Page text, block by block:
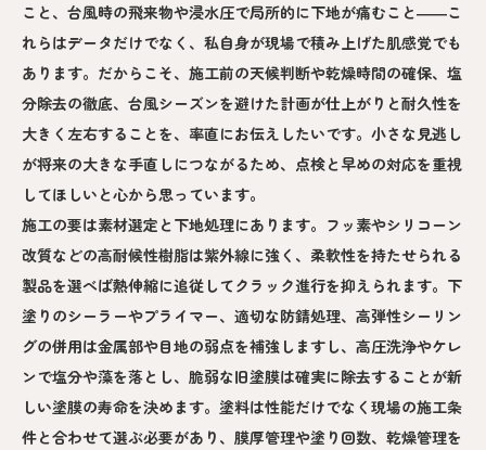
こと、台風時の飛来物や浸水圧で局所的に下地が痛むこと――こ
れらはデータだけでなく、私自身が現場で積み上げた肌感覚でも
あります。だからこそ、施工前の天候判断や乾燥時間の確保、塩
分除去の徹底、台風シーズンを避けた計画が仕上がりと耐久性を
大きく左右することを、率直にお伝えしたいです。小さな見逃し
が将来の大きな手直しにつながるため、点検と早めの対応を重視
してほしいと心から思っています。
施工の要は素材選定と下地処理にあります。フッ素やシリコーン
改質などの高耐候性樹脂は紫外線に強く、柔軟性を持たせられる
製品を選べば熱伸縮に追従してクラック進行を抑えられます。下
塗りのシーラーやプライマー、適切な防錆処理、高弾性シーリン
グの併用は金属部や目地の弱点を補強しますし、高圧洗浄やケレ
ンで塩分や藻を落とし、脆弱な旧塗膜は確実に除去することが新
しい塗膜の寿命を決めます。塗料は性能だけでなく現場の施工条
件と合わせて選ぶ必要があり、膜厚管理や塗り回数、乾燥管理を